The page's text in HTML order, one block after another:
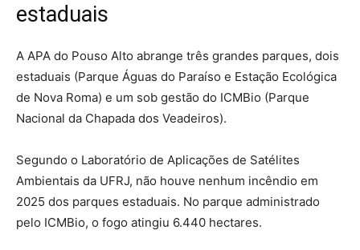
estaduais
A APA do Pouso Alto abrange três grandes parques, dois
estaduais (Parque Águas do Paraíso e Estação Ecológica
de Nova Roma) e um sob gestão do ICMBio (Parque
Nacional da Chapada dos Veadeiros).
Segundo o Laboratório de Aplicações de Satélites
Ambientais da UFRJ, não houve nenhum incêndio em
2025 dos parques estaduais. No parque administrado
pelo ICMBio, o fogo atingiu 6.440 hectares.